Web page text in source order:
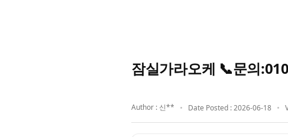
잠실가라오케 📞문의
Author : 신** Date Posted : 2026-06-18